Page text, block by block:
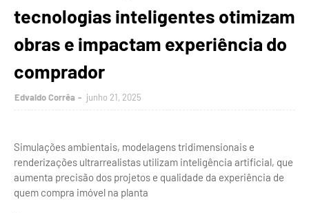
tecnologias inteligentes otimizam
obras e impactam experiência do
comprador
Edvaldo Corrêa junho 21, 2025
Simulações ambientais, modelagens tridimensionais e
renderizações ultrarrealistas utilizam inteligência artificial, que
aumenta precisão dos projetos e qualidade da experiência de
quem compra imóvel na planta